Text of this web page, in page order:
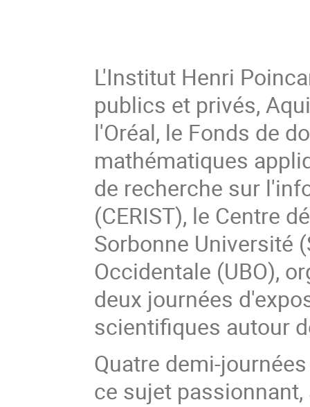
L'Institut Henri
publics et privés,
l'Oréal, le Fonds de
mathématiques
de recherche sur
(CERIST), le Centre
Sorbonne Université
Occidentale (UBO),
deux journées
scientifiques autour
Quatre demi-
ce sujet